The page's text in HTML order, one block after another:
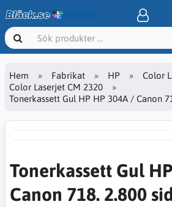
Hem Fabrikat HP
Color
Color Laserjet CM 2320
Tonerkassett Gul HP HP 304A / Canon
Tonerkassett Gul
Canon 718. 2.800